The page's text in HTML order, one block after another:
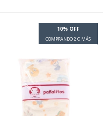
10% OFF
COMPRANDO 2 O MÁS